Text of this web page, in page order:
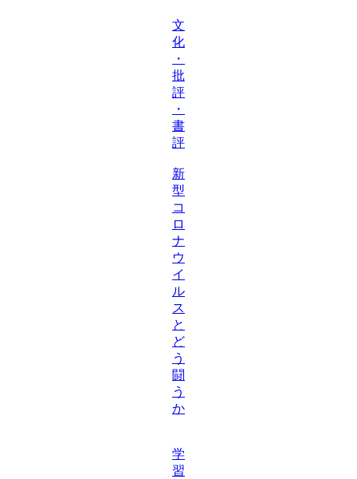
文
化
・
批
評
・
書
評
新
型
コ
ロ
ナ
ウ
イ
ル
ス
と
ど
う
闘
う
か
学
習